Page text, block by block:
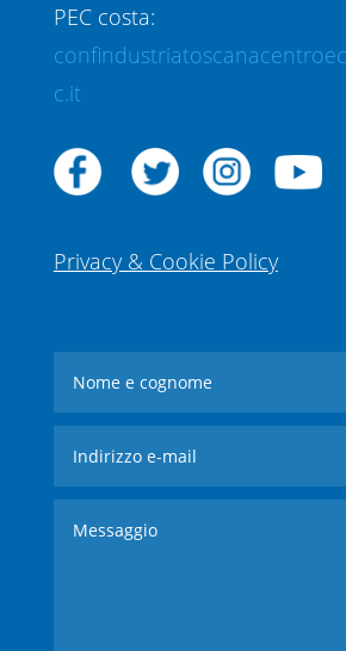
PEC costa:
c.it
Privacy & Cookie Policy